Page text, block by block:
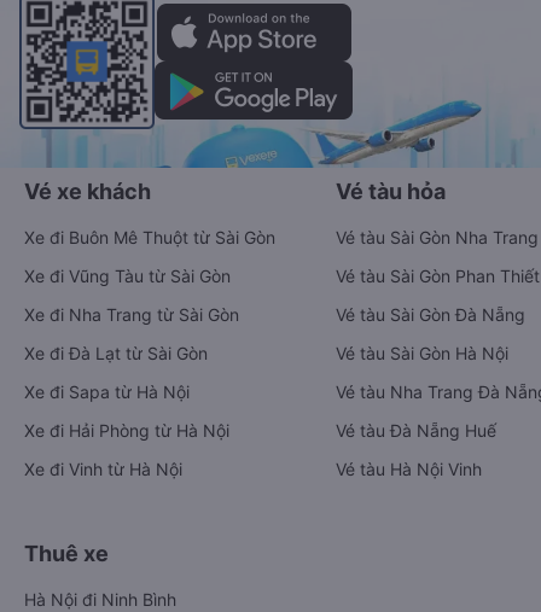
Vé xe khách
Xe đi Buôn Mê Thuột từ Sài Gòn
Xe đi Vũng Tàu từ Sài Gòn
Xe đi Nha Trang từ Sài Gòn
Xe đi Đà Lạt từ Sài Gòn
Xe đi Sapa từ Hà Nội
Xe đi Hải Phòng từ Hà Nội
Xe đi Vinh từ Hà Nội
Vé tàu hỏa
Vé tàu Sài Gòn Nha Trang
Vé tàu Sài Gòn Phan Thiết
Vé tàu Sài Gòn Đà Nẵng
Vé tàu Sài Gòn Hà Nội
Vé tàu Nha Trang Đà
Vé tàu Đà Nẵng Huế
Vé tàu Hà Nội Vinh
Thuê xe
Hà Nội đi Ninh Bình